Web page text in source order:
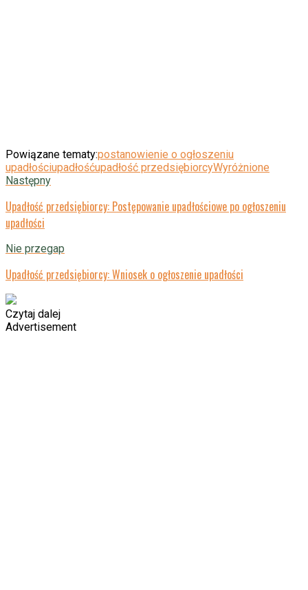
Powiązane tematy:postanowienie o ogłoszeniu
upadłościupadłośćupadłość przedsiębiorcyWyróżnione
Następny
Upadłość przedsiębiorcy: Postępowanie upadłościowe po ogłoszeniu
upadłości
Nie przegap
Upadłość przedsiębiorcy: Wniosek o ogłoszenie upadłości
Czytaj dalej
Advertisement